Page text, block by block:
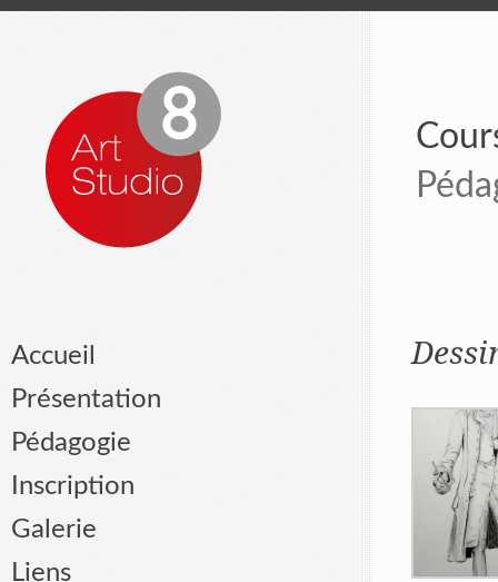
Accueil
Présentation
Pédagogie
Inscription
Galerie
Liens